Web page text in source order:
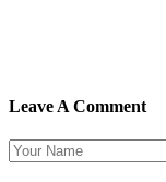
Leave A Comment